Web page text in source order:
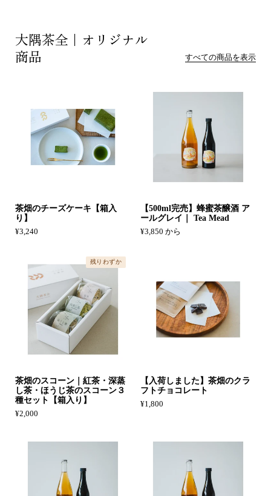
大隅茶全｜オリジナル
商品
すべての商品を表示
茶畑のチーズケーキ【箱入
り】
¥3,240
【500ml完売】蜂蜜茶醸酒 ア
ールグレイ｜ Tea Mead
¥3,850 から
茶畑のスコーン｜紅茶・深蒸
し茶・ほうじ茶のスコーン３
種セット【箱入り】
¥2,000
残りわずか
【入荷しました】茶畑のクラ
フトチョコレート
¥1,800